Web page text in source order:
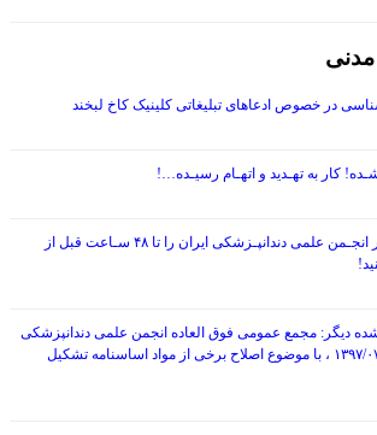
در خصوص ادعاهای تبلیغاتی کلینیک کاخ لبخند
کار به تهـدید و اتهـام رسیـده…!
مهـلت عضـویت در انجـمن علمی دندانپـزشکی ایران را تا ۴۸ سـاعت قبل از
دیگر: مجمع عمومی فوق العاده انجمن علمی دندانپزشکی
ایران در تاریخ ۱۳۹۷/۰۷/۲۶ ، با موضوع اصلاح برخی از مواد اساسنامه تشکیل